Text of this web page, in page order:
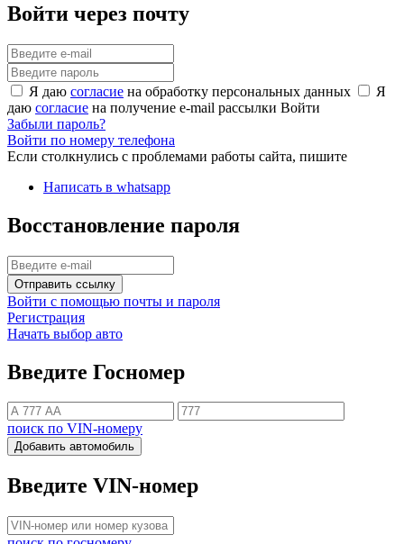
Войти через почту
Я даю согласие на обработку персональных данных
Я
даю согласие на получение e-mail рассылки Войти
Забыли пароль?
Войти по номеру телефона
Если столкнулись с проблемами работы сайта, пишите
Написать в whatsapp
Восстановление пароля
Отправить ссылку
Войти с помощью почты и пароля
Регистрация
Начать выбор авто
Введите Госномер
поиск по VIN-номеру
Добавить автомобиль
Введите VIN-номер